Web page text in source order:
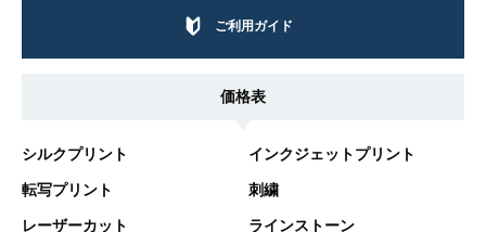
ご利用ガイド
価格表
シルクプリント インクジェットプリント
転写プリント 刺繍
レーザーカット ラインストーン